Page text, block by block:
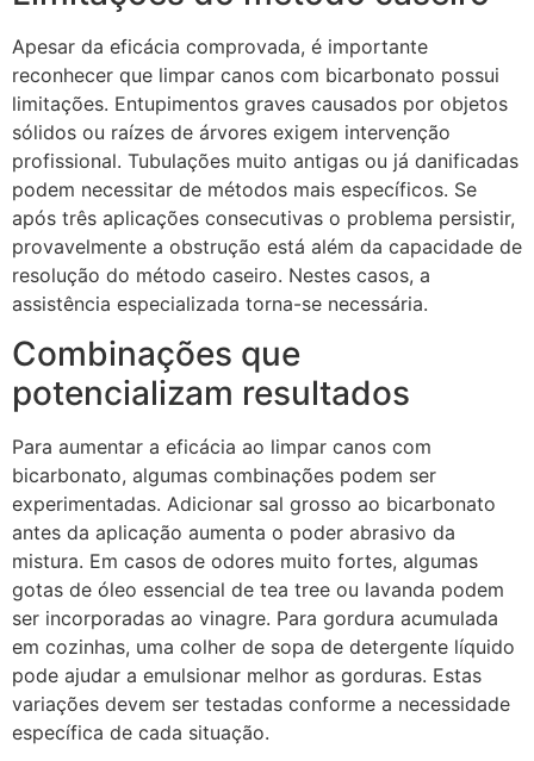
Apesar da eficácia comprovada, é importante
reconhecer que limpar canos com bicarbonato possui
limitações. Entupimentos graves causados por objetos
sólidos ou raízes de árvores exigem intervenção
profissional. Tubulações muito antigas ou já danificadas
podem necessitar de métodos mais específicos. Se
após três aplicações consecutivas o problema persistir,
provavelmente a obstrução está além da capacidade de
resolução do método caseiro. Nestes casos, a
assistência especializada torna-se necessária.
Combinações que
potencializam resultados
Para aumentar a eficácia ao limpar canos com
bicarbonato, algumas combinações podem ser
experimentadas. Adicionar sal grosso ao bicarbonato
antes da aplicação aumenta o poder abrasivo da
mistura. Em casos de odores muito fortes, algumas
gotas de óleo essencial de tea tree ou lavanda podem
ser incorporadas ao vinagre. Para gordura acumulada
em cozinhas, uma colher de sopa de detergente líquido
pode ajudar a emulsionar melhor as gorduras. Estas
variações devem ser testadas conforme a necessidade
específica de cada situação.